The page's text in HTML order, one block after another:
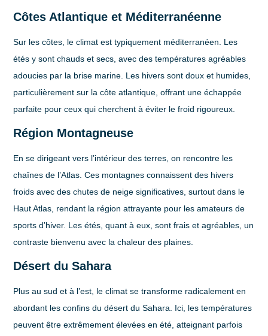
Côtes Atlantique et Méditerranéenne
Sur les côtes, le climat est typiquement méditerranéen. Les
étés y sont chauds et secs, avec des températures agréables
adoucies par la brise marine. Les hivers sont doux et humides,
particulièrement sur la côte atlantique, offrant une échappée
parfaite pour ceux qui cherchent à éviter le froid rigoureux.
Région Montagneuse
En se dirigeant vers l’intérieur des terres, on rencontre les
chaînes de l’Atlas. Ces montagnes connaissent des hivers
froids avec des chutes de neige significatives, surtout dans le
Haut Atlas, rendant la région attrayante pour les amateurs de
sports d’hiver. Les étés, quant à eux, sont frais et agréables, un
contraste bienvenu avec la chaleur des plaines.
Désert du Sahara
Plus au sud et à l’est, le climat se transforme radicalement en
abordant les confins du désert du Sahara. Ici, les températures
peuvent être extrêmement élevées en été, atteignant parfois